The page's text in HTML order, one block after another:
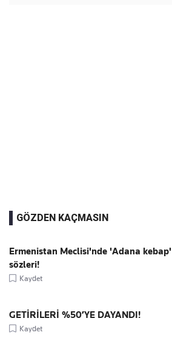
GÖZDEN KAÇMASIN
Ermenistan Meclisi'nde 'Adana kebap'
sözleri!
Kaydet
GETİRİLERİ %50’YE DAYANDI!
Kaydet